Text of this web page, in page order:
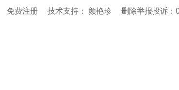
免费注册 技术支持 ： 颜艳珍 删除举报投诉：